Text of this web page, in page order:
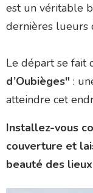
est un véritable
dernières lueurs
Le départ se fait
d’Oubièges" :
atteindre cet
Installez-vous
couverture et
beauté des